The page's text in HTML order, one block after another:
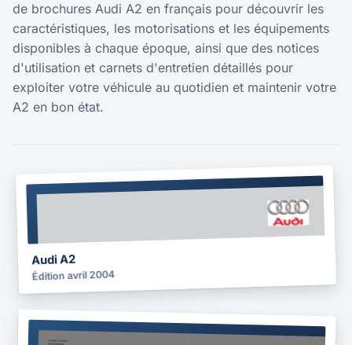
de brochures Audi A2 en français pour découvrir les
caractéristiques, les motorisations et les équipements
disponibles à chaque époque, ainsi que des notices
d'utilisation et carnets d'entretien détaillés pour
exploiter votre véhicule au quotidien et maintenir votre
A2 en bon état.
BROCHURE 2004
Audi A2
Édition avril 2004
BROCHURE